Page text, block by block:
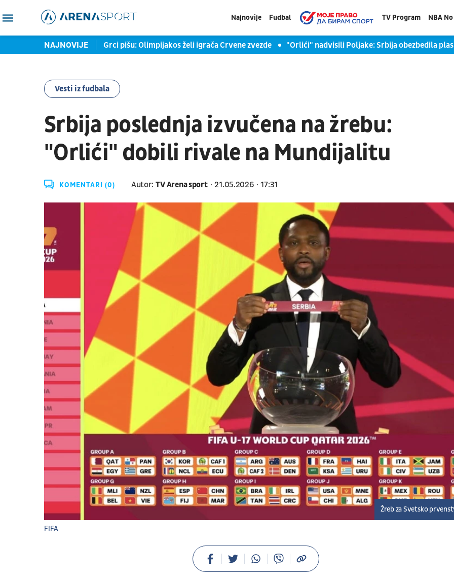
Najnovije Fudbal TV Program NBA
NAJNOVIJE
na pozajmici Grci pišu: Olimpijakos želi igrača Crvene zvezde "Orlići" nadvisili Poljake: Srbija obezbedila
Vesti iz fudbala
Srbija poslednja izvučena na žrebu:
"Orlići" dobili rivale na Mundijalitu
KOMENTARI (0) Autor: TV Arena sport 21.05.2026 17:31
FIFA
Žreb za Svetsko